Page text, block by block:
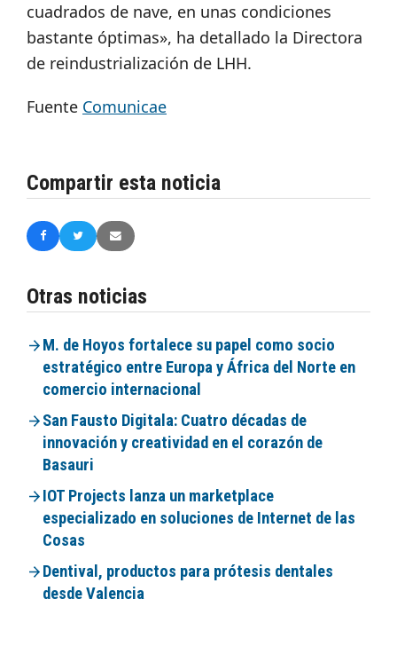
cuadrados de nave, en unas condiciones
bastante óptimas», ha detallado la Directora
de reindustrialización de LHH.
Fuente Comunicae
Compartir esta noticia
Otras noticias
M. de Hoyos fortalece su papel como socio
estratégico entre Europa y África del Norte en
comercio internacional
San Fausto Digitala: Cuatro décadas de
innovación y creatividad en el corazón de
Basauri
IOT Projects lanza un marketplace
especializado en soluciones de Internet de las
Cosas
Dentival, productos para prótesis dentales
desde Valencia